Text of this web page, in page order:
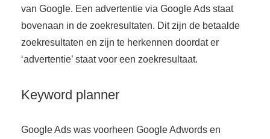
van Google. Een advertentie via Google Ads staat
bovenaan in de zoekresultaten. Dit zijn de betaalde
zoekresultaten en zijn te herkennen doordat er
‘advertentie’ staat voor een zoekresultaat.
Keyword planner
Google Ads was voorheen Google Adwords en
van
op
te